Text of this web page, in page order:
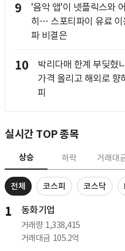
9
'음악 앱'이 넷플릭스와
히… 스포티파이 유료 이
파 비결은
10
박리다매 한계 부딪혔
가격 올리고 해외로 향
피
실시간 TOP 종목
상승 하락 거래대
전체 코스피 코스닥
1 동화기업
거래량 1,338,415
거래대금 105.2억